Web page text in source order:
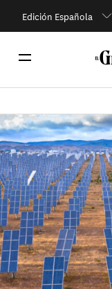
Edición Española